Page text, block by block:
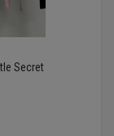
Secret